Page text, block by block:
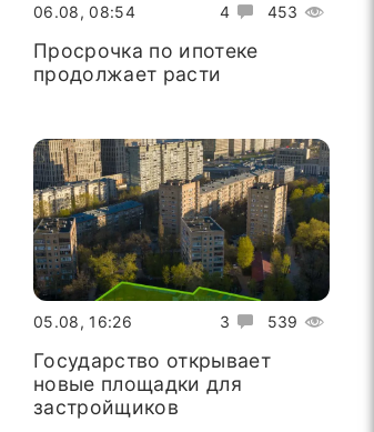
4 453
06.08, 08:54
Просрочка по ипотеке
продолжает расти
3 539
05.08, 16:26
Государство открывает
новые площадки для
застройщиков